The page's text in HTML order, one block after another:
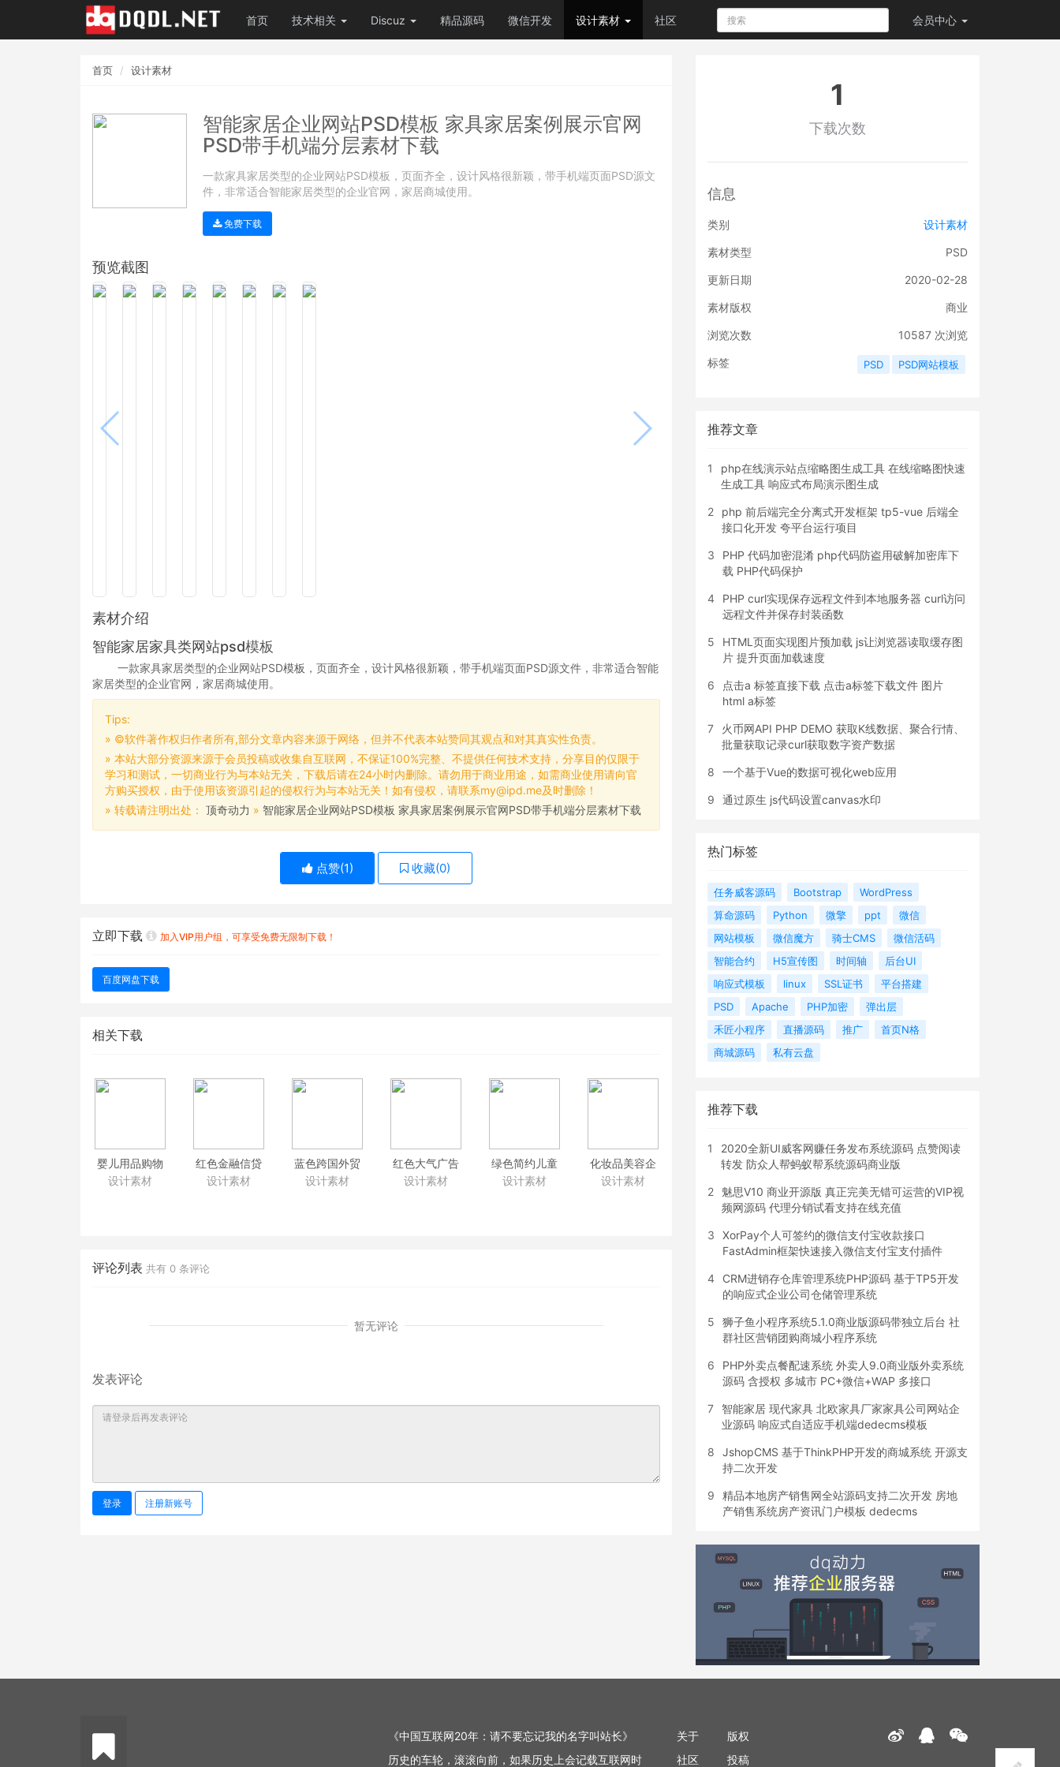
首页 技术相关 Discuz 精品源码 微信开发 设计素材 社区 会员中心
首页 设计素材
智能家居企业网站PSD模板 家具家居案例展示官网
PSD带手机端分层素材下载
一款家具家居类型的企业网站PSD模板，页面齐全，设计风格很新颖，带手机端页面PSD源文
件，非常适合智能家居类型的企业官网，家居商城使用。
免费下载
预览截图
素材介绍
智能家居家具类网站psd模板
一款家具家居类型的企业网站PSD模板 ，页面齐全，设计风格很新颖，带手机端页面PSD源文件，非常适合智能
家居类型的企业官网，家居商城使用。
Tips:
» ©软件著作权归作者所有,部分文章内容来源于网络，但并不代表本站赞同其观点和对其真实性负责。
» 本站大部分资源来源于会员投稿或收集自互联网，不保证100%完整、不提供任何技术支持，分享目的仅限于
学习和测试，一切商业行为与本站无关，下载后请在24小时内删除。请勿用于商业用途，如需商业使用请向官
方购买授权，由于使用该资源引起的侵权行为与本站无关！如有侵权，请联系my@ipd.me及时删除！
» 转载请注明出处： 顶奇动力 » 智能家居企业网站PSD模板 家具家居案例展示官网PSD带手机端分层素材下载
点赞(1) 收藏(0)
立即下载 加入VIP用户组，可享受免费无限制下载！
百度网盘下载
相关下载
婴儿用品购物
网站商城模板
设计素材
红色金融信贷
产品企业门户
设计素材
蓝色跨国外贸
企业网站psd模
设计素材
红色大气广告
营销类企业网
设计素材
绿色简约儿童
早教机构网站
设计素材
化妆品美容企
业网站PSD切
设计素材
评论列表 共有 0 条评论
暂无评论
发表评论
登录 注册新账号
1
下载次数
信息
类别 设计素材
素材类型 PSD
更新日期 2020-02-28
素材版权 商业
浏览次数 10587 次浏览
标签 PSD PSD网站模板
推荐文章
1
php在线演示站点缩略图生成工具 在线缩略图快速
生成工具 响应式布局演示图生成
2
php 前后端完全分离式开发框架 tp5-vue 后端全
接口化开发 夸平台运行项目
3
PHP 代码加密混淆 php代码防盗用破解加密库下
载 PHP代码保护
4
PHP curl实现保存远程文件到本地服务器 curl访问
远程文件并保存封装函数
5
HTML页面实现图片预加载 js让浏览器读取缓存图
片 提升页面加载速度
6
点击a 标签直接下载 点击a标签下载文件 图片
html a标签
7
火币网API PHP DEMO 获取K线数据、聚合行情、
批量获取记录curl获取数字资产数据
8 一个基于Vue的数据可视化web应用
9 通过原生 js代码设置canvas水印
热门标签
任务威客源码 Bootstrap
WordPress
算命源码
Python 微擎 ppt
微信
网站模板
微信魔方 骑士CMS
微信活码
智能合约
H5宣传图 时间轴
后台UI
响应式模板
linux SSL证书
平台搭建
PSD
Apache PHP加密
弹出层
禾匠小程序
直播源码 推广
首页N格
商城源码
私有云盘
推荐下载
1
2020全新UI威客网赚任务发布系统源码 点赞阅读
转发 防众人帮蚂蚁帮系统源码商业版
2
魅思V10 商业开源版 真正完美无错可运营的VIP视
频网源码 代理分销试看支持在线充值
3
XorPay个人可签约的微信支付宝收款接口
FastAdmin框架快速接入微信支付宝支付插件
4
CRM进销存仓库管理系统PHP源码 基于TP5开发
的响应式企业公司仓储管理系统
5
狮子鱼小程序系统5.1.0商业版源码带独立后台 社
群社区营销团购商城小程序系统
6
PHP外卖点餐配速系统 外卖人9.0商业版外卖系统
源码 含授权 多城市 PC+微信+WAP 多接口
7
智能家居 现代家具 北欧家具厂家家具公司网站企
业源码 响应式自适应手机端dedecms模板
8
JshopCMS 基于ThinkPHP开发的商城系统 开源支
持二次开发
9
精品本地房产销售网全站源码支持二次开发 房地
产销售系统房产资讯门户模板 dedecms
《中国互联网20年：请不要忘记我的名字叫站长》
历史的车轮，滚滚向前，如果历史上会记载互联网时
关于
社区
版权
投稿